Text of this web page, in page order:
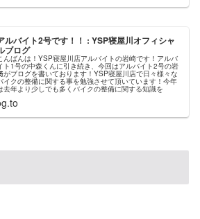
ルバイト2号です！！ : YSP寝屋川オフィシャ
ブログ
んばんは！YSP寝屋川店アルバイトの岩崎です！アルバ
ト1号の中森くんに引き続き、今回はアルバイト2号の岩
がブログを書いております！YSP寝屋川店で日々様々な
イクの整備に関する事を勉強させて頂いています！今年
去年より少しでも多くバイクの整備に関する知識を